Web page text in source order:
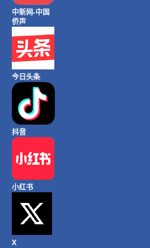
中新网-中国
侨声
今日头条
抖音
小红书
X